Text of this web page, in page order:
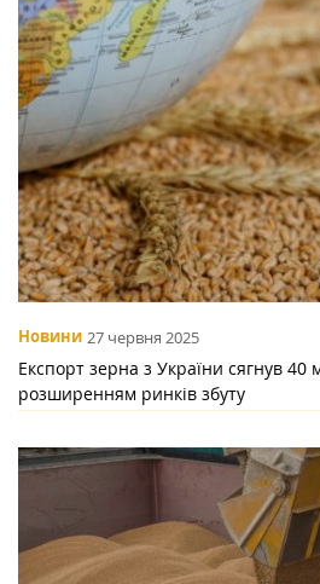
Новини 27 червня 2025
Експорт зерна з України сягнув
розширенням ринків збуту